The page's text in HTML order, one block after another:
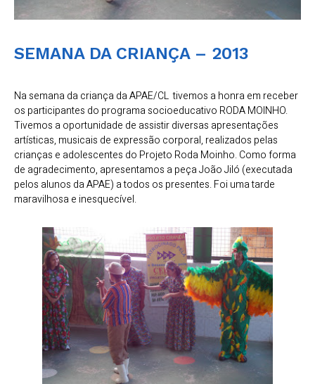
SEMANA DA CRIANÇA – 2013
Na semana da criança da APAE/CL tivemos a honra em receber
os participantes do programa socioeducativo RODA MOINHO.
Tivemos a oportunidade de assistir diversas apresentações
artísticas, musicais de expressão corporal, realizados pelas
crianças e adolescentes do Projeto Roda Moinho. Como forma
de agradecimento, apresentamos a peça João Jiló (executada
pelos alunos da APAE) a todos os presentes. Foi uma tarde
maravilhosa e inesquecível.